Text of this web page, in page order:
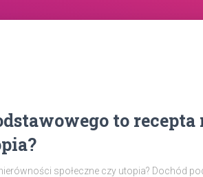
to recepta
społeczne czy utopia? Dochód